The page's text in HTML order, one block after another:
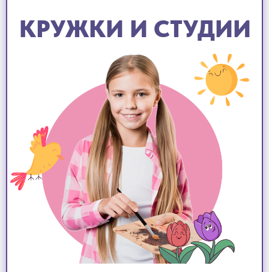
КРУЖКИ И СТУДИИ